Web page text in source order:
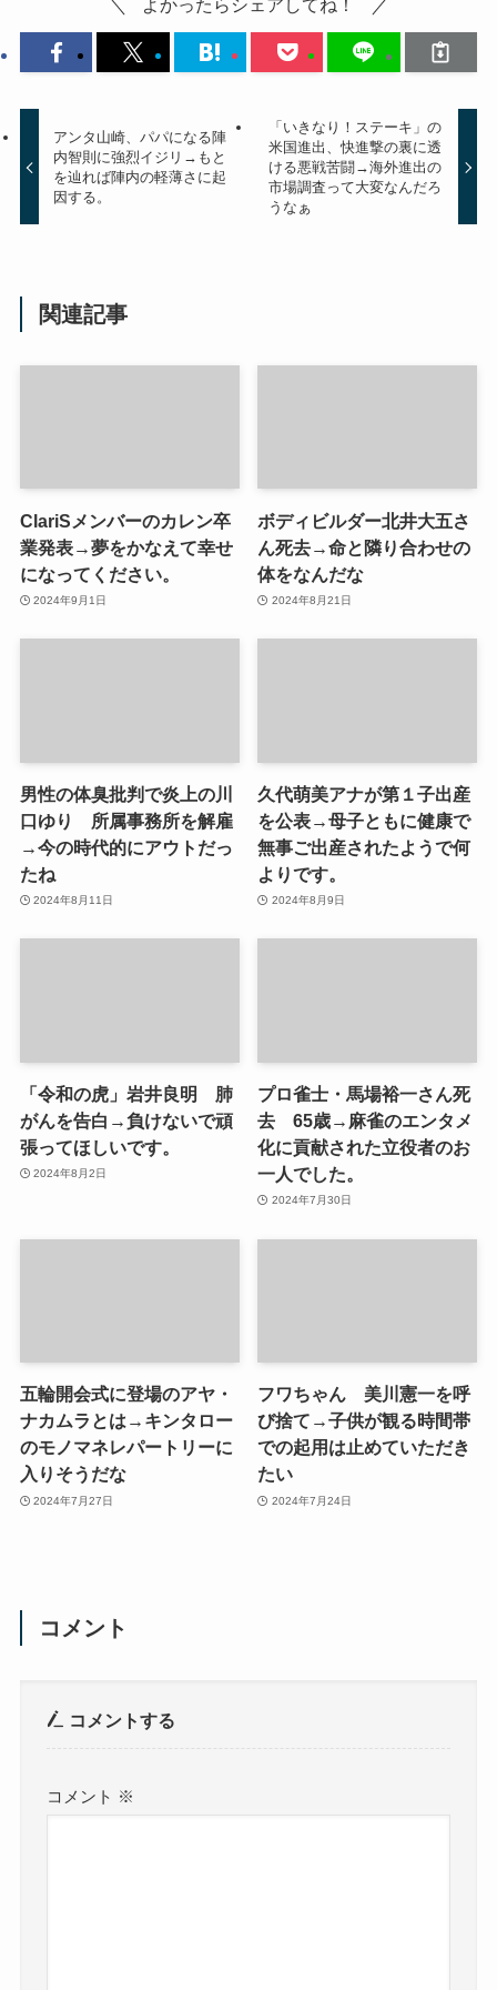
よかったらシェアしてね！
アンタ山崎、パパになる陣
内智則に強烈イジリ→もと
を辿れば陣内の軽薄さに起
因する。
「いきなり！ステーキ」の
米国進出、快進撃の裏に透
ける悪戦苦闘→海外進出の
市場調査って大変なんだろ
うなぁ
関連記事
ClariSメンバーのカレン卒
業発表→夢をかなえて幸せ
になってください。
2024年9月1日
ボディビルダー北井大五さ
ん死去→命と隣り合わせの
体をなんだな
2024年8月21日
男性の体臭批判で炎上の川
口ゆり 所属事務所を解雇
→今の時代的にアウトだっ
たね
2024年8月11日
久代萌美アナが第１子出産
を公表→母子ともに健康で
無事ご出産されたようで何
よりです。
2024年8月9日
「令和の虎」岩井良明 肺
がんを告白→負けないで頑
張ってほしいです。
2024年8月2日
プロ雀士・馬場裕一さん死
去 65歳→麻雀のエンタメ
化に貢献された立役者のお
一人でした。
2024年7月30日
五輪開会式に登場のアヤ・
ナカムラとは→キンタロー
のモノマネレパートリーに
入りそうだな
2024年7月27日
フワちゃん 美川憲一を呼
び捨て→子供が観る時間帯
での起用は止めていただき
たい
2024年7月24日
コメント
コメントする
コメント ※